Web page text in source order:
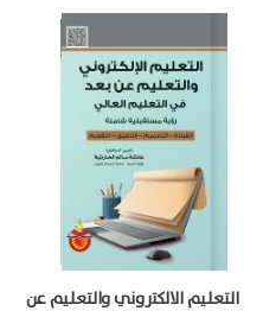
التعليم الالكتروني والتعليم عن